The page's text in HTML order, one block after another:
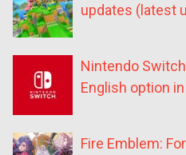
updates (latest
Nintendo
English option
Fire Emblem: